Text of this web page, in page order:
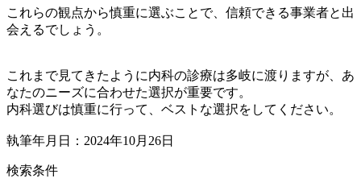
これらの観点から慎重に選ぶことで、信頼できる事業者と出
会えるでしょう。
これまで見てきたように内科の診療は多岐に渡りますが、あ
なたのニーズに合わせた選択が重要です。
内科選びは慎重に行って、ベストな選択をしてください。
執筆年月日：2024年10月26日
検索条件